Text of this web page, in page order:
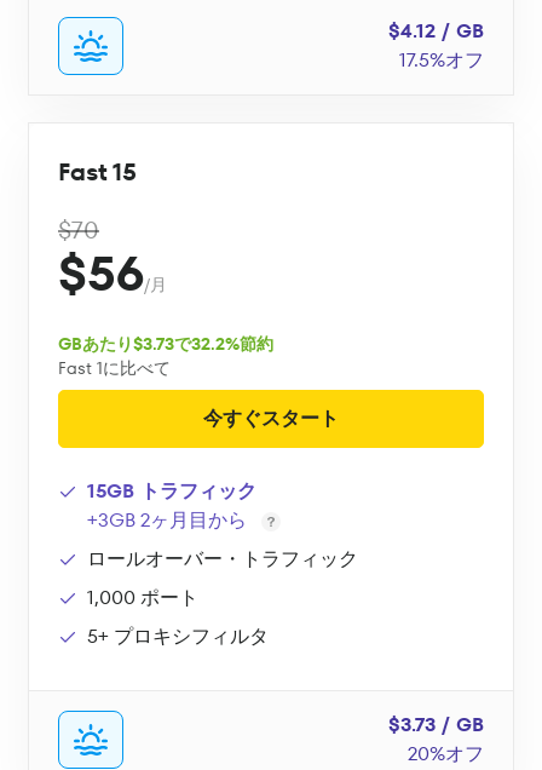
$4.12 / GB
17.5%オフ
Fast 15
$70
$56/月
GBあたり$3.73で32.2%節約
Fast 1に比べて
今すぐスタート
15GB トラフィック
+3GB 2ヶ月目から
ロールオーバー・トラフィック
1,000 ポート
5+ プロキシフィルタ
$3.73 / GB
20%オフ